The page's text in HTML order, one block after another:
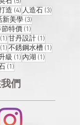
章造 (4) 4 篇文章
人造石 (3)
新美學 (3)
文章
節特價 (1)
章
(1)1 篇文章
甘丹設計 (1)
章
(1)1 篇文章
不銹鋼水槽 (1)
章級 (1) 1 篇文章
內湖 (1)
章(1)
們